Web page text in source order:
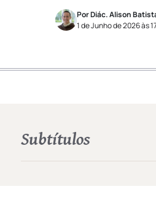
Por Diác. Alison
1 de Junho de 2026 às
Subtítulos